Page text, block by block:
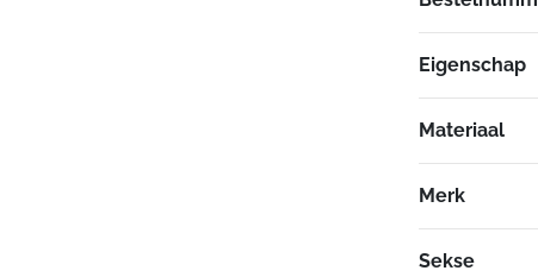
met
grote,
Eigenschap
Materiaal
Merk
Sekse